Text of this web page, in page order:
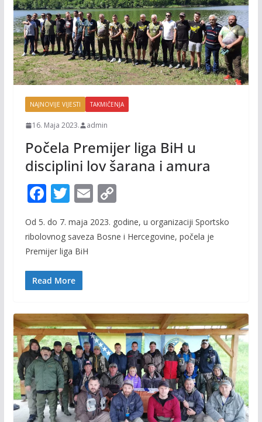
NAJNOVIJE VIJESTI TAKMIČENJA
16. Maja 2023. admin
Počela Premijer liga BiH u
disciplini lov šarana i amura
F
ac
e
b
o
o
T
itt
er
E
ai
C
o
p
Od 5. do 7. maja 2023. godine, u organizaciji Sportsko
ribolovnog saveza Bosne i Hercegovine, počela je
Premijer liga BiH
Read More